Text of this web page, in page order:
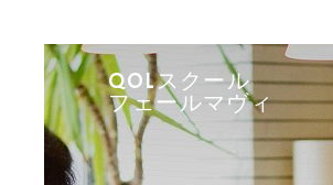
QOLスクール
フェールマヴィ